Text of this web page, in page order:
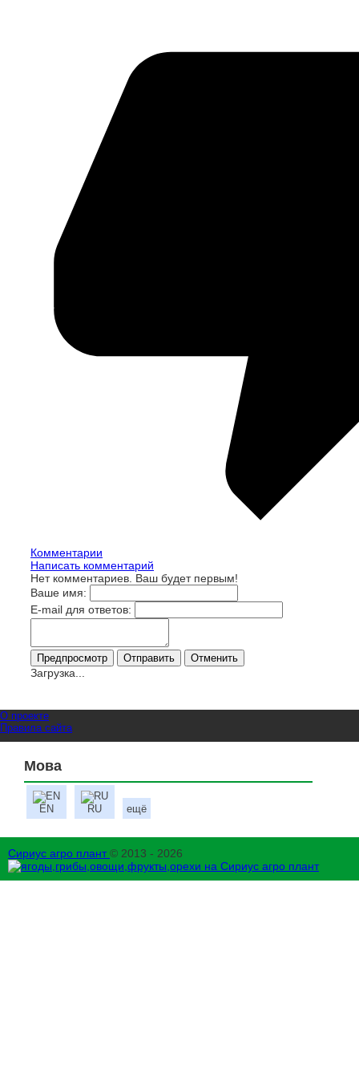
Комментарии
Написать комментарий
Нет комментариев. Ваш будет первым!
Ваше имя:
E-mail для ответов:
Загрузка...
О проекте
Правила сайта
Мова
EN RU ещё
Сириус агро плант© 2013 - 2026